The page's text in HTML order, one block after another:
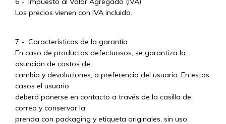
Los precios vienen con IVA incluido.
7 - Características de la garantía
En caso de productos defectuosos, se garantiza la
asunción de costos de
cambio y devoluciones, a preferencia del usuario. En estos
casos el usuario
deberá ponerse en contacto a través de la casilla de
correo y conservar la
prenda con packaging y etiqueta originales, sin uso.